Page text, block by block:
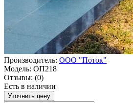
Производитель: ООО "Поток"
Модель: ОП218
Отзывы: (0)
Есть в наличии
Уточнить цену